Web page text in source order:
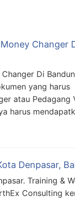
Changer
Di
yang harus
atau Pedagang
harus
Denpasar,
Training &
Consulting